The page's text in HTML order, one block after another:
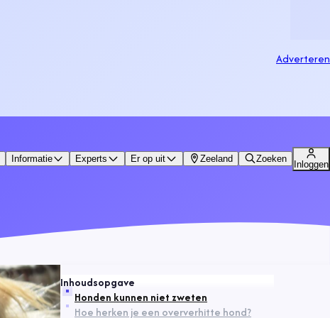
Adverteren
Informatie Experts Er op uit Zeeland Zoeken
Inloggen
Inhoudsopgave
Honden kunnen niet zweten
Hoe herken je een oververhitte hond?